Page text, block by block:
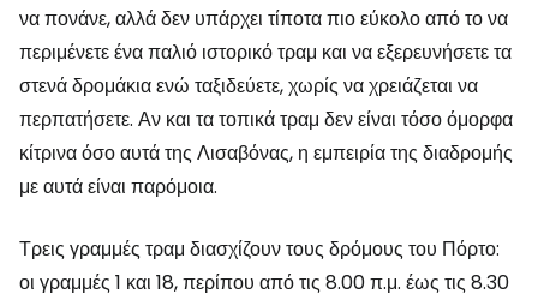
να πονάνε, αλλά δεν υπάρχει τίποτα πιο εύκολο από το να
περιμένετε ένα παλιό ιστορικό τραμ και να εξερευνήσετε τα
στενά δρομάκια ενώ ταξιδεύετε, χωρίς να χρειάζεται να
περπατήσετε. Αν και τα τοπικά τραμ δεν είναι τόσο όμορφα
κίτρινα όσο αυτά της Λισαβόνας, η εμπειρία της διαδρομής
με αυτά είναι παρόμοια.
Τρεις γραμμές τραμ διασχίζουν τους δρόμους του Πόρτο:
οι γραμμές 1 και 18, περίπου από τις 8.00 π.μ. έως τις 8.30